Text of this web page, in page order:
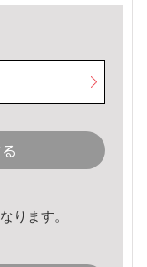
ります。